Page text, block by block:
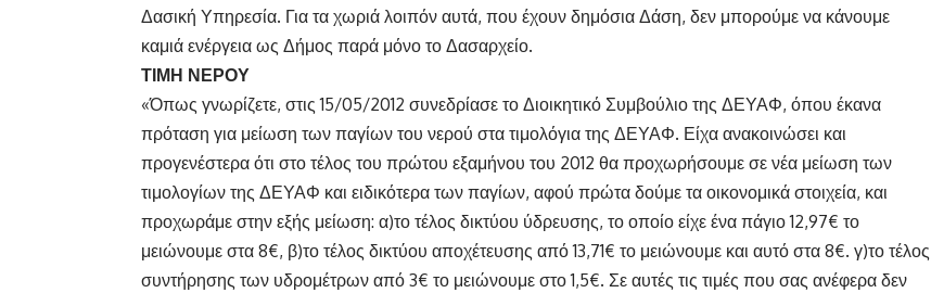
Δασική Υπηρεσία. Για τα χωριά λοιπόν αυτά, που έχουν δημόσια Δάση, δεν μπορούμε να κάνουμε
καμιά ενέργεια ως Δήμος παρά μόνο το Δασαρχείο.
ΤΙΜΗ ΝΕΡΟΥ
«Όπως γνωρίζετε, στις 15/05/2012 συνεδρίασε το Διοικητικό Συμβούλιο της ΔΕΥΑΦ, όπου έκανα
πρόταση για μείωση των παγίων του νερού στα τιμολόγια της ΔΕΥΑΦ. Είχα ανακοινώσει και
προγενέστερα ότι στο τέλος του πρώτου εξαμήνου του 2012 θα προχωρήσουμε σε νέα μείωση των
τιμολογίων της ΔΕΥΑΦ και ειδικότερα των παγίων, αφού πρώτα δούμε τα οικονομικά στοιχεία, και
προχωράμε στην εξής μείωση: α)το τέλος δικτύου ύδρευσης, το οποίο είχε ένα πάγιο 12,97€ το
μειώνουμε στα 8€, β)το τέλος δικτύου αποχέτευσης από 13,71€ το μειώνουμε και αυτό στα 8€. γ)το τέλος
συντήρησης των υδρομέτρων από 3€ το μειώνουμε στο 1,5€. Σε αυτές τις τιμές που σας ανέφερα δεν